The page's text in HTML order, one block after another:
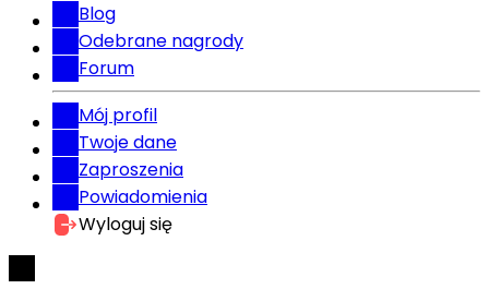
Blog
Odebrane nagrody
Forum
Mój profil
Twoje dane
Zaproszenia
Powiadomienia
Wyloguj się